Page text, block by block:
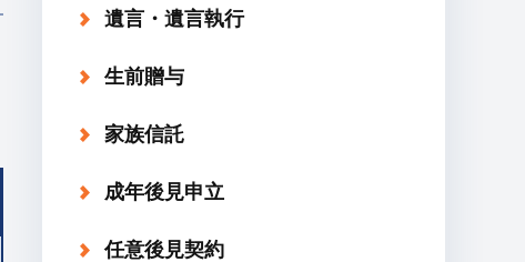
遺言・遺言執行
生前贈与
家族信託
成年後見申立
任意後見契約